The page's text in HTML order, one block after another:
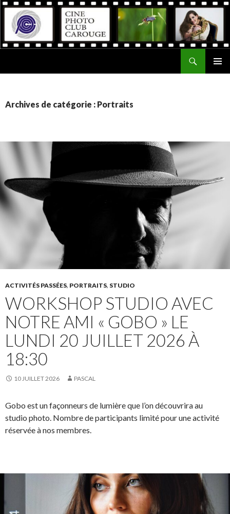
Archives de catégorie : Portraits
ACTIVITÉS PASSÉES, PORTRAITS, STUDIO
WORKSHOP STUDIO AVEC
NOTRE AMI « GOBO » LE
LUNDI 20 JUILLET 2026 À
18:30
10 JUILLET 2026 PASCAL
Gobo est un façonneurs de lumière que l’on découvrira au
studio photo. Nombre de participants limité pour une activité
réservée à nos membres.